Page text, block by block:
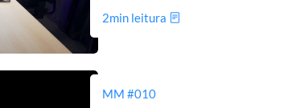
2min leitura
MM #010